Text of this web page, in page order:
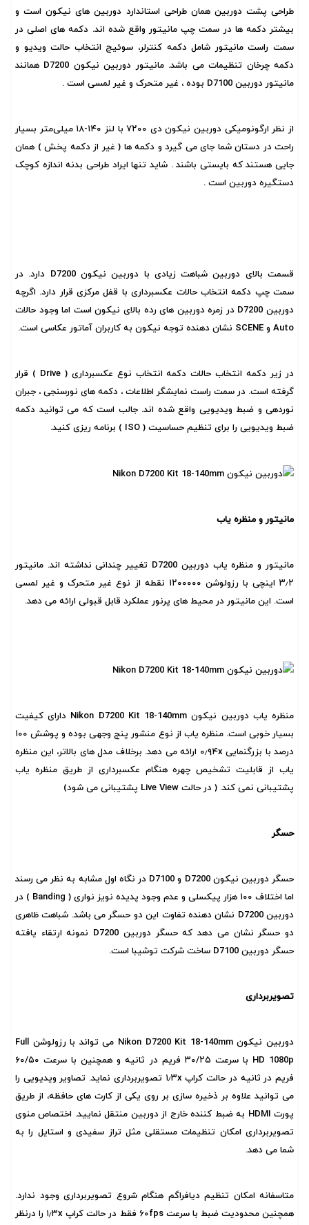
طراحی پشت دوربین همان طراحی استاندارد دوربین های نیکون است و
بیشتر دکمه ها در سمت چپ مانیتور واقع شده اند. دکمه های اصلی در
سمت راست مانیتور شامل دکمه کنترلر، سوئیچ انتخاب حالت ویدیو و
دکمه چرخان تنظیمات می باشد. مانیتور دوربین نیکون D7200 همانند
مانیتور دوربین D7100 بوده ، غیر متحرک و غیر لمسی است .
از نظر ارگونومیکی دوربین نیکون دی ۷۲۰۰ با لنز ۱۴۰-۱۸ میلی‌متر بسیار
راحت در دستان شما جای می گیرد و دکمه ها ( غیر از دکمه پخش ) همان
جایی هستند که بایستی باشند . شاید تنها ایراد طراحی بدنه اندازه کوچک
دستگیره دوربین است .
قسمت بالای دوربین شباهت زیادی با دوربین نیکون D7200 دارد. در
سمت چپ دکمه انتخاب حالات عکسبرداری با قفل مرکزی قرار دارد. اگرچه
دوربین D7200 در زمره دوربین های رده بالای نیکون است اما وجود حالات
Auto و SCENE نشان دهنده توجه نیکون به کاربران آماتور عکاسی است.
در زیر دکمه انتخاب حالات دکمه انتخاب نوع عکسبرداری ( Drive ) قرار
گرفته است. در سمت راست نمایشگر اطلاعات ، دکمه های نورسنجی ، جبران
نوردهی و ضبط ویدیویی واقع شده اند. جالب است که می توانید دکمه
ضبط ویدیویی را برای تنظیم حساسیت ( ISO ) برنامه ریزی کنید.
مانیتور و منظره یاب
مانیتور و منظره یاب دوربین D7200 تغییر چندانی نداشته اند. مانیتور
۳٫۲ اینچی با رزولوشن ۱۲۰۰۰۰۰ نقطه از نوع غیر متحرک و غیر لمسی
است. این مانیتور در محیط های پرنور عملکرد قابل قبولی ارائه می دهد.
منظره یاب دوربین نیکون Nikon D7200 Kit 18-140mm دارای کیفیت
بسیار خوبی است. منظره یاب از نوع منشور پنج وجهی بوده و پوشش ۱۰۰
درصد با بزرگنمایی ۰٫۹۴x ارائه می دهد. برخلاف مدل های بالاتر، این منظره
یاب از قابلیت تشخیص چهره هنگام عکسبرداری از طریق منظره یاب
پشتیبانی نمی کند. ( در حالت Live View پشتیبانی می شود)
حسگر
حسگر دوربین نیکون D7200 و D7100 در نگاه اول مشابه به نظر می رسند
اما اختلاف ۱۰۰ هزار پیکسلی و عدم وجود پدیده نویز نواری ( Banding ) در
دوربین D7200 نشان دهنده تفاوت این دو حسگر می باشد. شباهت ظاهری
دو حسگر نشان می دهد که حسگر دوربین D7200 نمونه ارتقاء یافته
حسگر دوربین D7100 ساخت شرکت توشیبا است.
تصویربرداری
دوربین نیکون Nikon D7200 Kit 18-140mm می تواند با رزولوشن Full
HD 1080p با سرعت ۳۰/۲۵ فریم در ثانیه و همچنین با سرعت ۶۰/۵۰
فریم در ثانیه در حالت کراپ ۱٫۳x تصویربرداری نماید. تصاویر ویدیویی را
می توانید علاوه بر ذخیره سازی بر روی یکی از کارت های حافظه، از طریق
پورت HDMI به ضبط کننده خارج از دوربین منتقل نمایید. اختصاص منوی
تصویربرداری امکان تنظیمات مستقلی مثل تراز سفیدی و استایل را به
شما می دهد.
متاسفانه امکان تنظیم دیافراگم هنگام شروع تصویربرداری وجود ندارد.
همچنین محدودیت ضبط با سرعت ۶۰fps فقط در حالت کراپ ۱٫۳x را درنظر